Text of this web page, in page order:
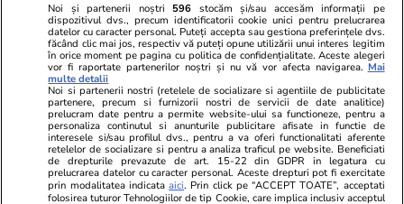
Advertorial
Smart is the new chic: Cum ne
Advertorial
Înscrie-te
Noi și partenerii noștri 596 stocăm și/sau accesăm informații pe
dispozitivul dvs., precum identificatorii cookie unici pentru prelucrarea
datelor cu caracter personal. Puteți accepta sau gestiona preferințele dvs.
făcând clic mai jos, respectiv vă puteți opune utilizării unui interes legitim
în orice moment pe pagina cu politica de confidențialitate. Aceste alegeri
vor fi raportate partenerilor noștri și nu vă vor afecta navigarea. Mai
multe detalii
Noi si partenerii nostri (retelele de socializare si agentiile de publicitate
partenere, precum si furnizorii nostri de servicii de date analitice)
prelucram date pentru a permite website-ului sa functioneze, pentru a
personaliza continutul si anunturile publicitare afisate in functie de
interesele si/sau profilul dvs., pentru a va oferi functionalitati aferente
retelelor de socializare si pentru a analiza traficul pe website. Beneficiati
de drepturile prevazute de art. 15-22 din GDPR in legatura cu
prelucrarea datelor cu caracter personal. Aceste drepturi pot fi exercitate
prin modalitatea indicataaici. Prin click pe “ACCEPT TOATE”, acceptati
folosirea tuturor Tehnologiilor de tip Cookie, care implica inclusiv acceptul